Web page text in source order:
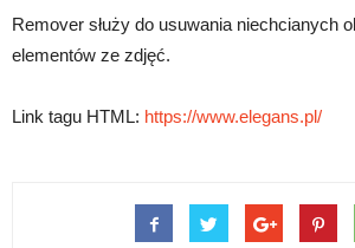
Remover służy do usuwania niechcianych
elementów ze zdjęć.
Link tagu HTML: https://www.elegans.pl/